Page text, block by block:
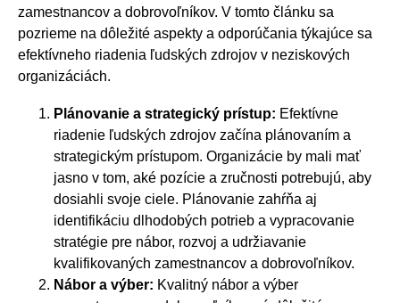
zamestnancov a dobrovoľníkov. V tomto článku sa
pozrieme na dôležité aspekty a odporúčania týkajúce sa
efektívneho riadenia ľudských zdrojov v neziskových
organizáciách.
Plánovanie a strategický prístup: Efektívne
riadenie ľudských zdrojov začína plánovaním a
strategickým prístupom. Organizácie by mali mať
jasno v tom, aké pozície a zručnosti potrebujú, aby
dosiahli svoje ciele. Plánovanie zahŕňa aj
identifikáciu dlhodobých potrieb a vypracovanie
stratégie pre nábor, rozvoj a udržiavanie
kvalifikovaných zamestnancov a dobrovoľníkov.
Nábor a výber: Kvalitný nábor a výber